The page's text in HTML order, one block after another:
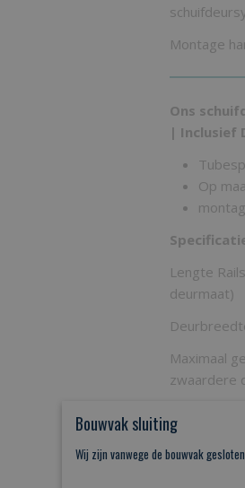
Montage
Ons
| Inclusief
Op
Lengte
deurmaat)
Maximaal
zwaardere
Situatie
Bouwvak sluiting
Wij zijn vanwege de bouwvak